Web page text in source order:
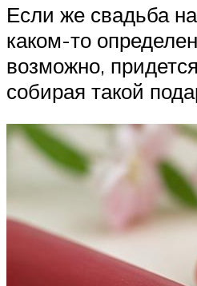
Если же свадьба
каком-то
возможно,
собирая такой